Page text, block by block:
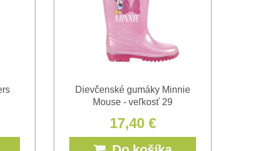
Dievčenské gumáky Minnie
Mouse - veľkosť 29
17,40 €